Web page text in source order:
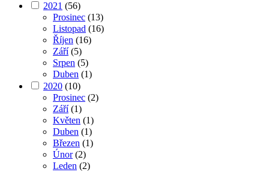
2021 (56)
Prosinec (13)
Listopad (16)
Říjen (16)
Září(5)
Srpen (5)
Duben (1)
2020 (10)
Prosinec (2)
Září(1)
Květen (1)
Duben (1)
Březen (1)
Únor(2)
Leden (2)